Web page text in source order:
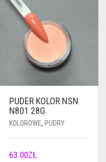
PUDER KOLOR NSN
N801 28G
KOLOROWE, PUDRY
63.00ZŁ